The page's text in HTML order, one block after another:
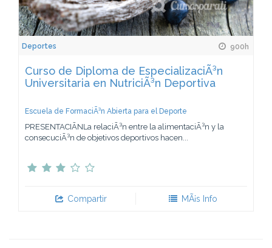
Deportes 900h
Curso de Diploma de EspecializaciÃ³n
Universitaria en NutriciÃ³n Deportiva
Escuela de FormaciÃ³n Abierta para el Deporte
PRESENTACIÃNLa relaciÃ³n entre la alimentaciÃ³n y la
consecuciÃ³n de objetivos deportivos hacen...
Compartir MÃ¡s Info